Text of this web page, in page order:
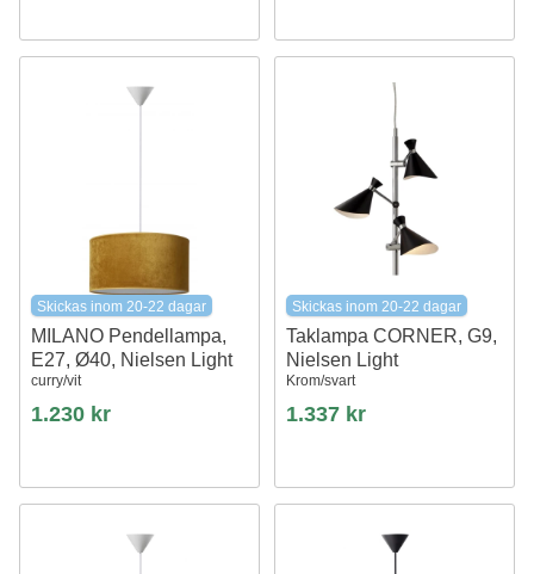
Skickas inom 20-22 dagar
MILANO Pendellampa,
E27, Ø40, Nielsen Light
curry/vit
1.230 kr
Skickas inom 20-22 dagar
Taklampa CORNER, G9,
Nielsen Light
Krom/svart
1.337 kr